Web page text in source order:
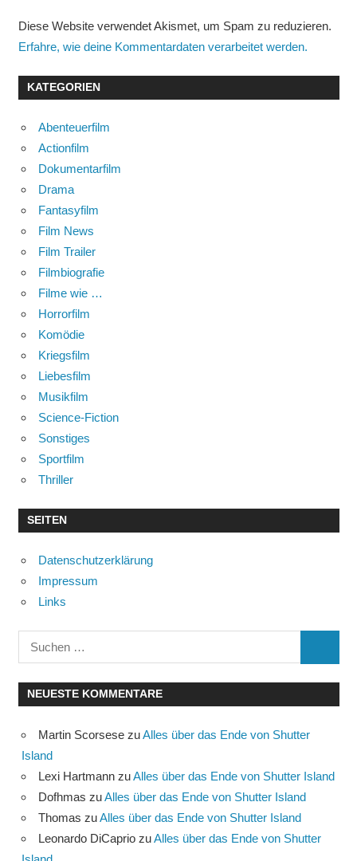
Diese Website verwendet Akismet, um Spam zu reduzieren.
Erfahre, wie deine Kommentardaten verarbeitet werden.
KATEGORIEN
Abenteuerfilm
Actionfilm
Dokumentarfilm
Drama
Fantasyfilm
Film News
Film Trailer
Filmbiografie
Filme wie …
Horrorfilm
Komödie
Kriegsfilm
Liebesfilm
Musikfilm
Science-Fiction
Sonstiges
Sportfilm
Thriller
SEITEN
Datenschutzerklärung
Impressum
Links
Suchen
nach:
NEUESTE KOMMENTARE
Martin Scorsese zuAlles über das Ende von Shutter
Island
Lexi Hartmann zuAlles über das Ende von Shutter Island
Dofhmas zuAlles über das Ende von Shutter Island
Thomas zuAlles über das Ende von Shutter Island
Leonardo DiCaprio zuAlles über das Ende von Shutter